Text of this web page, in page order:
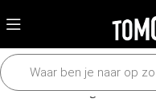
Home Verlichting